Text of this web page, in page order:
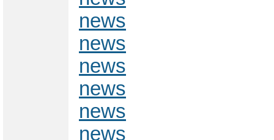
news
news
news
news
news
news